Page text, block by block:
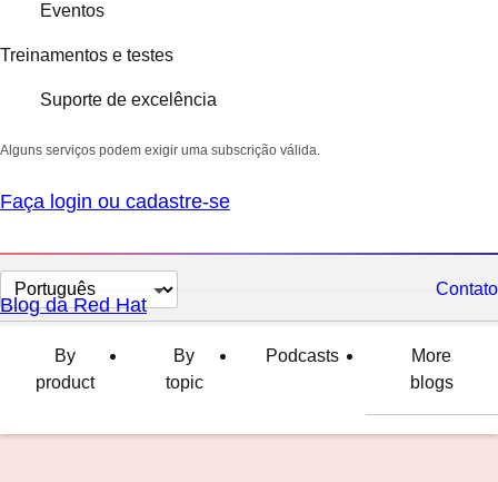
Eventos
Treinamentos e testes
Suporte de excelência
Alguns serviços podem exigir uma subscrição válida.
Faça login ou cadastre-se
Selecionar
idioma
Contato
Blog da Red Hat
By
product
By
topic
Podcasts
More
blogs